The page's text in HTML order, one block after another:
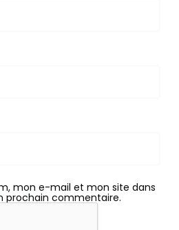
mon e-mail et mon site dans
prochain commentaire.